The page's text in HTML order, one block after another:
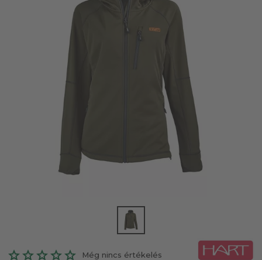
Még nincs értékelés